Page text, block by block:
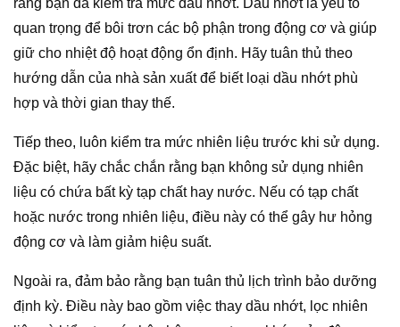
quan trọng để bôi trơn các bộ phận trong động cơ và giúp
giữ cho nhiệt độ hoạt động ổn định. Hãy tuân thủ theo
hướng dẫn của nhà sản xuất để biết loại dầu nhớt phù
hợp và thời gian thay thế.
Tiếp theo, luôn kiểm tra mức nhiên liệu trước khi sử dụng.
Đặc biệt, hãy chắc chắn rằng bạn không sử dụng nhiên
liệu có chứa bất kỳ tạp chất hay nước. Nếu có tạp chất
hoặc nước trong nhiên liệu, điều này có thể gây hư hỏng
động cơ và làm giảm hiệu suất.
Ngoài ra, đảm bảo rằng bạn tuân thủ lịch trình bảo dưỡng
định kỳ. Điều này bao gồm việc thay dầu nhớt, lọc nhiên